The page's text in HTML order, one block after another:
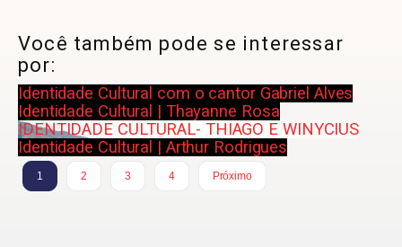
Você também pode se interessar
por:
Identidade Cultural com o cantor Gabriel Alves
Identidade Cultural | Thayanne Rosa
IDENTIDADE CULTURAL- THIAGO E WINYCIUS
Identidade Cultural | Arthur Rodrigues
1 2 3 4 Próximo